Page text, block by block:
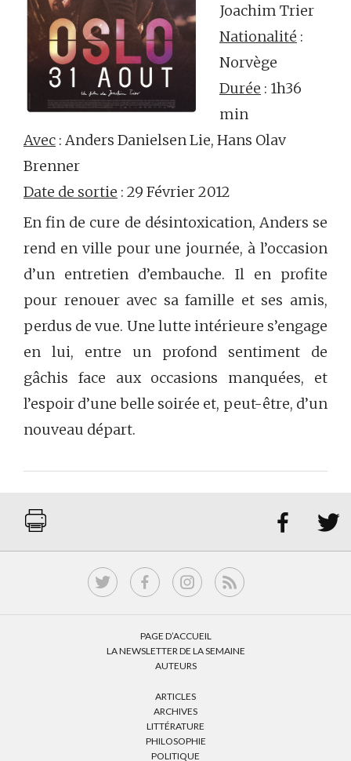
Joachim Trier
Nationalité :
Norvège
Durée : 1h36
min
Avec : Anders Danielsen Lie, Hans Olav
Brenner
Date de sortie : 29 Février 2012
En fin de cure de désintoxication, Anders se
rend en ville pour une journée, à l’occasion
d’un entretien d’embauche. Il en profite
pour renouer avec sa famille et ses amis,
perdus de vue. Une lutte intérieure s’engage
en lui, entre un profond sentiment de
gâchis face aux occasions manquées, et
l’espoir d’une belle soirée et, peut-être, d’un
nouveau départ.
 
PAGE D’ACCUEIL
LA NEWSLETTER DE LA SEMAINE
AUTEURS
ARTICLES
ARCHIVES
LITTÉRATURE
PHILOSOPHIE
POLITIQUE